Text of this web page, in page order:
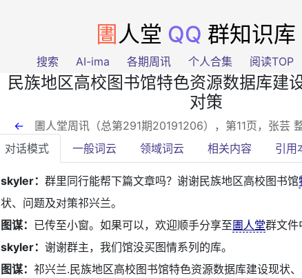
圕 人堂 QQ 群知识库
搜索 AI-ima 各期周讯 个人合集 阅读TOP
民族地区高校图书馆特色资源数据库建
对策
← 圕人堂周讯（总第291期20191206），第11页 ，张芸
对话模式
一般词云 领域词云 相关内容 引用
skyler：群里同行能帮下篇文章吗？谢谢民族地区高校图书馆
状、问题及对策祁兴兰。
图谋： 已传至小窗。如果可以，欢迎顺手分享至圕人堂群文件
skyler：谢谢群主，我们馆没买图情系列的库。
图谋：祁兴兰.民族地区高校图书馆特色资源数据库建设现状